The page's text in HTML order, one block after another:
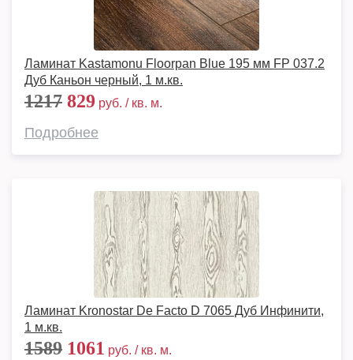
Ламинат Kastamonu Floorpan Blue 195 мм FP 037.2
Дуб Каньон черный, 1 м.кв.
1217 829 руб. / кв. м.
Подробнее
Ламинат Kronostar De Facto D 7065 Дуб Инфинити,
1 м.кв.
1589 1061 руб. / кв. м.